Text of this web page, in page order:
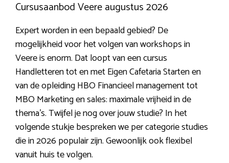
Cursusaanbod Veere augustus 2026
Expert worden in een bepaald gebied? De
mogelijkheid voor het volgen van workshops in
Veere is enorm. Dat loopt van een cursus
Handletteren tot en met Eigen Cafetaria Starten en
van de opleiding HBO Financieel management tot
MBO Marketing en sales: maximale vrijheid in de
thema’s. Twijfel je nog over jouw studie? In het
volgende stukje bespreken we per categorie studies
die in 2026 populair zijn. Gewoonlijk ook flexibel
vanuit huis te volgen.